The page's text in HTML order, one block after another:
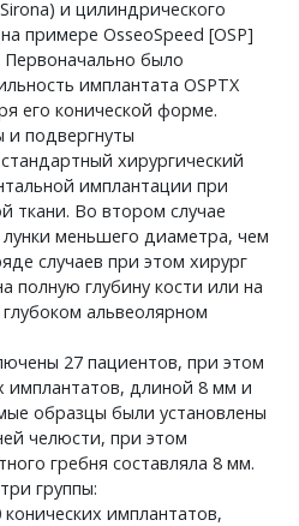
и цилиндрического
примере OsseoSpeed [OSP]
было
имплантата OSPTX
его конической форме.
и подвергнуты
хирургический
имплантации при
ткани. Во втором случае
меньшего диаметра, чем
случаев при этом хирург
полную глубину кости или на
альвеолярном
27 пациентов, при этом
имплантатов, длиной 8 мм и
образцы были установлены
челюсти, при этом
гребня составляла 8 мм.
группы:
имплантатов,